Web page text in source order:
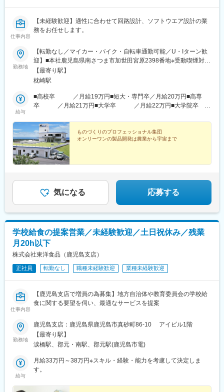
仕事内容
【未経験歓迎】適性に合わせて回路設計、ソフトウエア設計の業
務をお任せします。
勤務地
【転勤なし／マイカー・バイク・自転車通勤可能／U・Iターン歓
迎】■本社鹿児島県南さつま市加世田宮原2398番地※受動喫煙対
策：屋内禁煙＜U・Iターン歓迎＞社員の約4割が県外からの転入や
帰郷メンバーです。東京から転職してきた社員もいます！大自然
【最寄り駅】
枕崎駅
給与
■高校卒 ／月給19万円■短大・専門卒／月給20万円■高専
卒 ／月給21万円■大学卒 ／月給22万円■大学院卒
経験やスキルによって決定します。
ものづくりのプロフェッショナル集団
オンリーワンの製品開発は農業から宇宙まで
気になる 応募する
学校給食の提案営業／未経験歓迎／土日祝休み／残業
月20h以下
株式会社東洋食品（鹿児島支店）
正社員 転勤なし 職種未経験歓迎 業種未経験歓迎
仕事内容
【鹿児島支店で増員の為募集】地方自治体や教育委員会の学校給
食に関する要望を伺い、最適なサービスを提案
勤務地
鹿児島支店：鹿児島県鹿児島市真砂町86-10 アイビル1階
【最寄り駅】
涙橋駅、郡元・南駅、郡元駅(鹿児島市電)
給与
月給33万円～38万円※スキル・経験・能力を考慮して決定しま
す。